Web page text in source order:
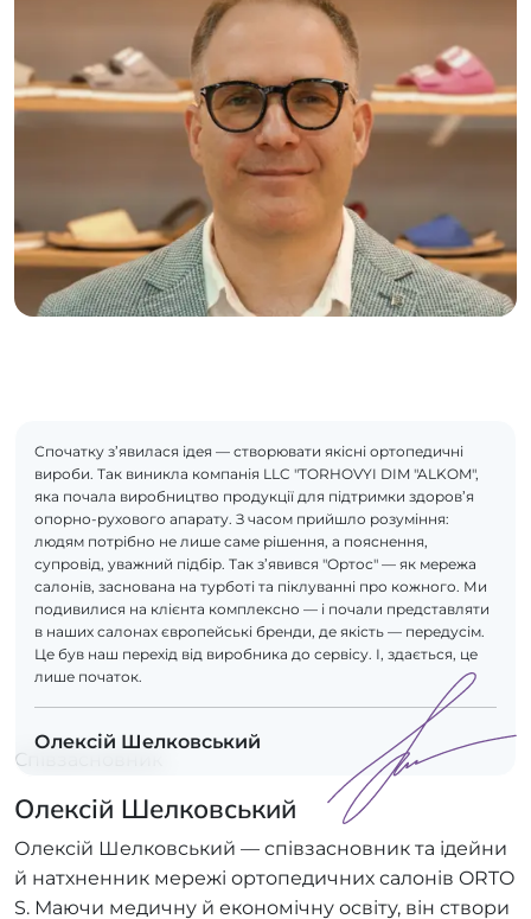
Спочатку з’явилася ідея — створювати якісні ортопедичні
вироби. Так виникла компанія LLC "TORHOVYI DIM "ALKOM",
яка почала виробництво продукції для підтримки здоров’я
опорно-рухового апарату. З часом прийшло розуміння:
людям потрібно не лише саме рішення, а пояснення,
супровід, уважний підбір. Так з’явився "Ортос" — як мережа
салонів, заснована на турботі та піклуванні про кожного. Ми
подивилися на клієнта комплексно — і почали представляти
в наших салонах європейські бренди, де якість — передусім.
Це був наш перехід від виробника до сервісу. І, здається, це
лише початок.
Олексій Шелковський
Співзасновник
Олексій Шелковський
Олексій Шелковський — співзасновник та ідейни
й натхненник мережі ортопедичних салонів ORTO
S. Маючи медичну й економічну освіту, він створи